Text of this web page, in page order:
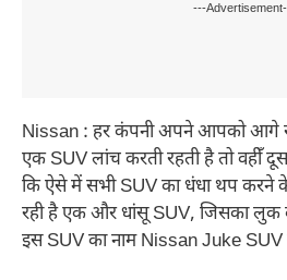
---
Nissan : हर कंपनी अपने आपको आगे
एक SUV लांच करती रहती है तो वहीँ
कि ऐसे में सभी SUV का धंधा थप
रही है एक और धांसू SUV, जिसका लुक
इस SUV का नाम Nissan Juke SUV